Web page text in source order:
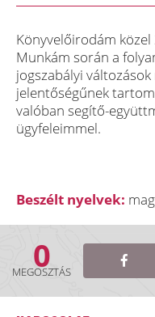
Könyvelőirodám
Munkám során a
jogszabályi
jelentőségűnek
valóban segítő-
ügyfeleimmel.
Beszélt nyelvek:
0
MEGOSZTÁS